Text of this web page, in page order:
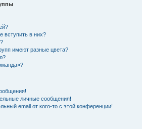
вступить в них?
имеют разные цвета?
личные сообщения!
email от кого-то с этой конференции!